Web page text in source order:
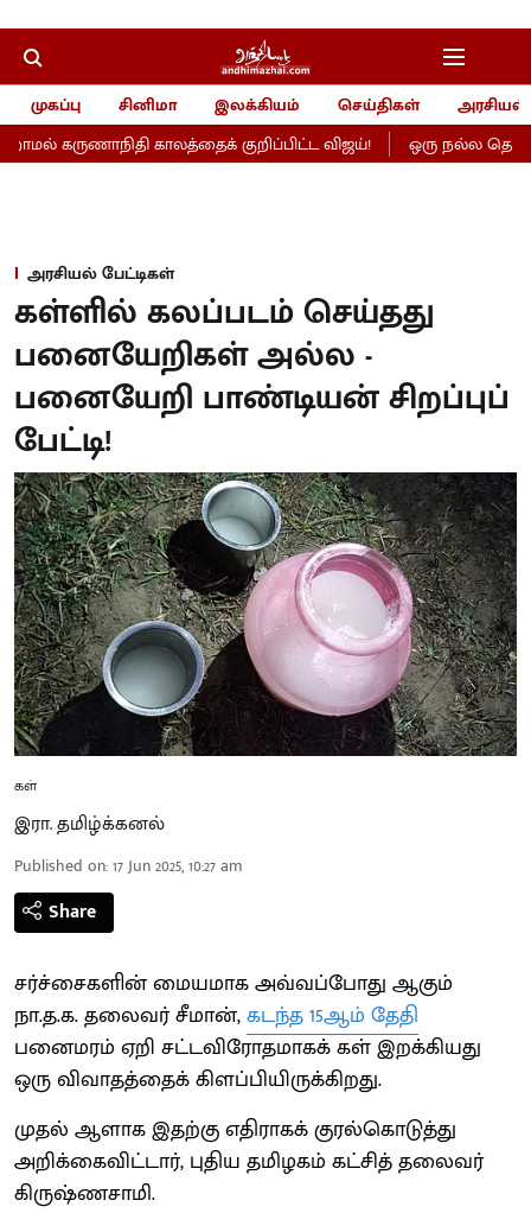
முகப்பு சினிமா இலக்கியம் செய்திகள்
அரசியல்
காலத்தைக் குறிப்பிட்ட விஜய்!
ஒரு நல்ல தொடக்கம்-
அரசியல் பேட்டிகள்
கள்ளில் கலப்படம் செய்தது
பனையேறிகள் அல்ல -
பனையேறி பாண்டியன் சிறப்புப்
பேட்டி!
கள்
இரா. தமிழ்க்கனல்
Published on:17 Jun 2025, 10:27 am
Share
சர்ச்சைகளின் மையமாக அவ்வப்போது ஆகும்
நா.த.க. தலைவர் சீமான்,கடந்த 15ஆம் தேதி
பனைமரம் ஏறி சட்டவிரோதமாகக் கள் இறக்கியது
ஒரு விவாதத்தைக் கிளப்பியிருக்கிறது.
முதல் ஆளாக இதற்கு எதிராகக் குரல்கொடுத்து
அறிக்கைவிட்டார், புதிய தமிழகம் கட்சித் தலைவர்
கிருஷ்ணசாமி.